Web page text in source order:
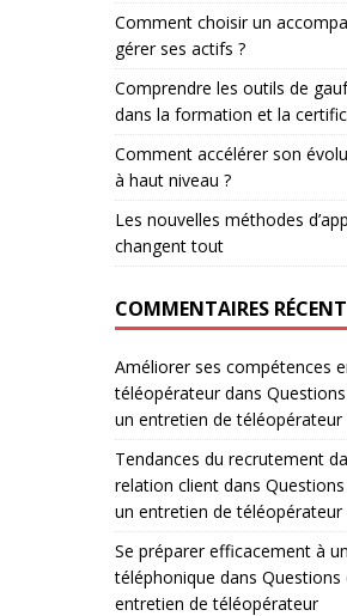
Comment choisir un
gérer ses actifs ?
Comprendre les outils de
dans la formation et la
Comment accélérer son
à haut niveau ?
Les nouvelles méthodes
changent tout
COMMENTAIRES
Améliorer ses compétences
téléopérateurdans
un entretien de téléopérateur
Tendances du recrutement
relation clientdans
un entretien de téléopérateur
Se préparer efficacement à
téléphonique dans Questions
entretien de téléopérateur